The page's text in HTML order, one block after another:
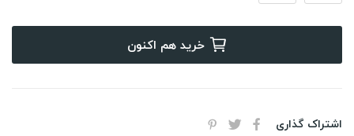
خرید هم اکنون
اشتراک گذاری